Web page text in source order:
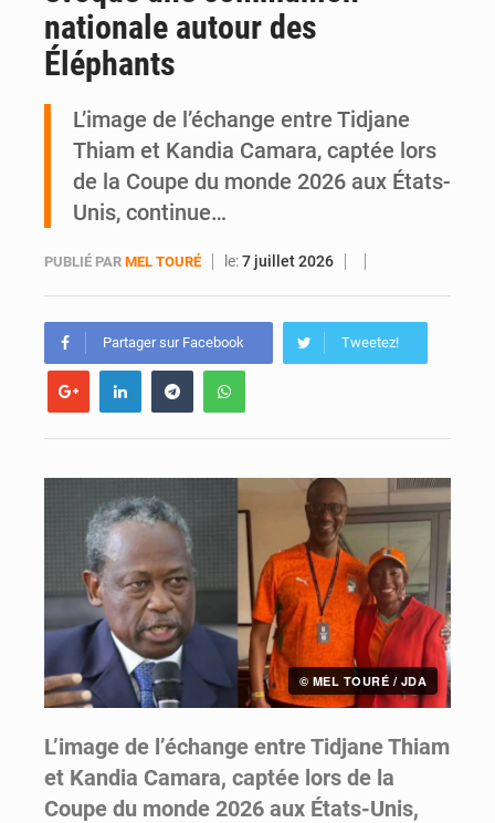
nationale autour des
Éléphants
L’image de l’échange entre Tidjane
Thiam et Kandia Camara, captée lors
de la Coupe du monde 2026 aux États-
Unis, continue…
PUBLIÉ PAR MEL TOURÉ le:7 juillet 2026
Partager sur Facebook Tweetez!
© MEL TOURÉ / JDA
L’image de l’échange entre Tidjane Thiam
et Kandia Camara, captée lors de la
Coupe du monde 2026 aux États-Unis,